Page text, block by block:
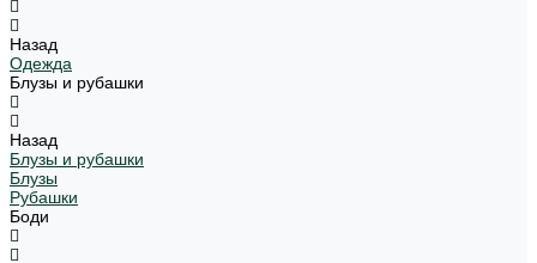
Назад
Одежда
Блузы и рубашки
Назад
Блузы и рубашки
Блузы
Рубашки
Боди